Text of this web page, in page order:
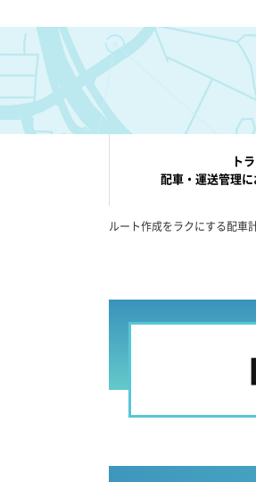
ト
配車・運送管理
ルート作成をラクにする配車